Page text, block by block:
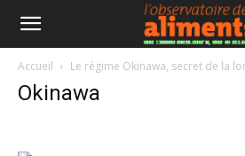
Accueil Le régime Okinawa, secret de la
Okinawa